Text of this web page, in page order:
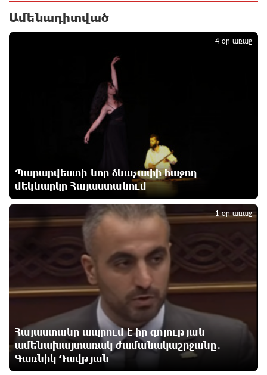
Կամենդատյան
գրեթե ամբողջ շաբաթ գերազանցել է թույլատրելի
Իրանը պատրաստ է բացել Հորմուզի նեղուցը, եթե
ԱՄՆ-ն ընդունի հանրապետության պայմանները
Երևանում անցկացվել է հաշմանդամություն
ունեցող անձանց միջազգային մարզական
փառատոն
մեկ ժամ առաջ
Դմիտրի Մեդվեդև. Արևմուտքի
քաղաքականությունը Հայաստանի նկատմամբ
կրկնում է վրացական սցենարը
2 ժամ առաջ
Ադրբեջանցիների բնակեցումը Հայաստանում լուրջ
վտանգներ է պարունակում. Ավետիք Չալաբյան
2 ժամ առաջ
Ամենադիտված
Պարարվեստի նոր ձևաչափի հաջող
մեկնարկը Հայաստանում
4 օր առաջ
1
Հայաստանը ապրում է իր գոյության
ամենախայտառակ ժամանակաշրջանը․
Գառնիկ Դավթյան
1 օր առաջ
2